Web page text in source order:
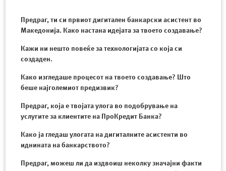
Предраг, ти си првиот дигитален банкарски асистент во
Македонија. Како настана идејата за твоето создавање?
Кажи ни нешто повеќе за технологијата со која си
создаден.
Како изгледаше процесот на твоето создавање? Што
беше најголемиот предизвик?
Предраг, која е твојата улога во подобрување на
услугите за клиентите на ПроКредит Банка?
Како ја гледаш улогата на дигиталните асистенти во
иднината на банкарството?
Предраг, можеш ли да издвоиш неколку значајни факти